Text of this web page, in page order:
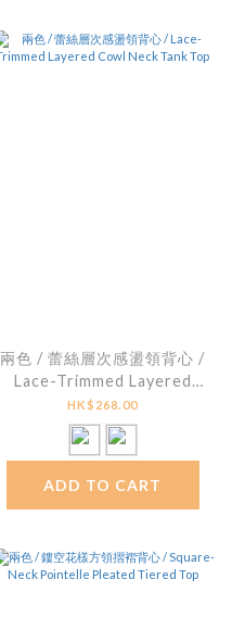
兩色 / 蕾絲層次感盪領背心 /
Lace-Trimmed Layered
Cowl Neck Tank Top
HK$268.00
ADD TO CART